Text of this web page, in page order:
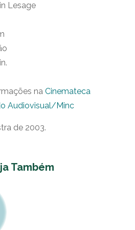
Lesage
na Cinemateca
Audiovisual/Minc
de 2003.
Também